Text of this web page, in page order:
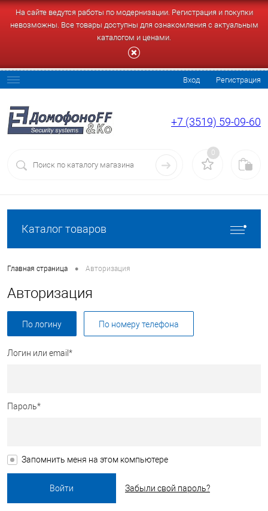
На сайте ведутся работы по модернизации. Регистрация и покупки
невозможны. Все товары доступны для ознакомления с актуальным
каталогом и ценами.
Вход Регистрация
+7 (3519) 59-09-60
0
Каталог товаров
Главная страница • Авторизация
Авторизация
По логину По номеру телефона
Логин или email*
Пароль*
Запомнить меня на этом компьютере
Забыли свой пароль?